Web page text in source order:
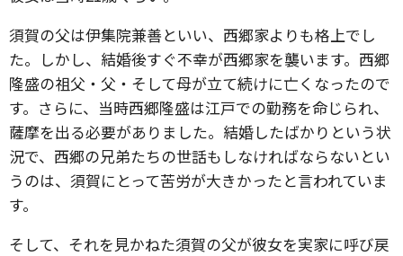
須賀の父は伊集院兼善といい、西郷家よりも格上でし
た。しかし、結婚後すぐ不幸が西郷家を襲います。西郷
隆盛の祖父・父・そして母が立て続けに亡くなったので
す。さらに、当時西郷隆盛は江戸での勤務を命じられ、
薩摩を出る必要がありました。結婚したばかりという状
況で、西郷の兄弟たちの世話もしなければならないとい
うのは、須賀にとって苦労が大きかったと言われていま
す。
そして、それを見かねた須賀の父が彼女を実家に呼び戻